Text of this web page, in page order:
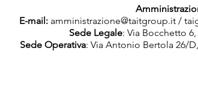
E-mail: amministrazione@taitgroup.it /
Sede Legale: Via Bocchetto
Sede Operativa: Via Antonio Bertola 26/